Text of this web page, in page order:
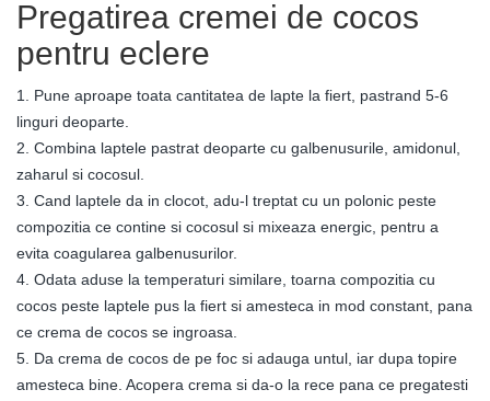
Pregatirea cremei de cocos
pentru eclere
1. Pune aproape toata cantitatea de lapte la fiert, pastrand 5-6
linguri deoparte.
2. Combina laptele pastrat deoparte cu galbenusurile, amidonul,
zaharul si cocosul.
3. Cand laptele da in clocot, adu-l treptat cu un polonic peste
compozitia ce contine si cocosul si mixeaza energic, pentru a
evita coagularea galbenusurilor.
4. Odata aduse la temperaturi similare, toarna compozitia cu
cocos peste laptele pus la fiert si amesteca in mod constant, pana
ce crema de cocos se ingroasa.
5. Da crema de cocos de pe foc si adauga untul, iar dupa topire
amesteca bine. Acopera crema si da-o la rece pana ce pregatesti